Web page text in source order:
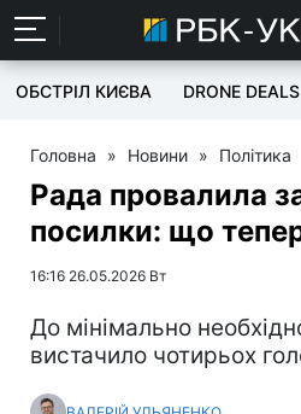
ОБСТРІЛ КИЄВА DRONE DEALS
Головна » Новини » Політика
Рада провалила
посилки: що
16:16 26.05.2026 Вт
До мінімально
вистачило чотирьох